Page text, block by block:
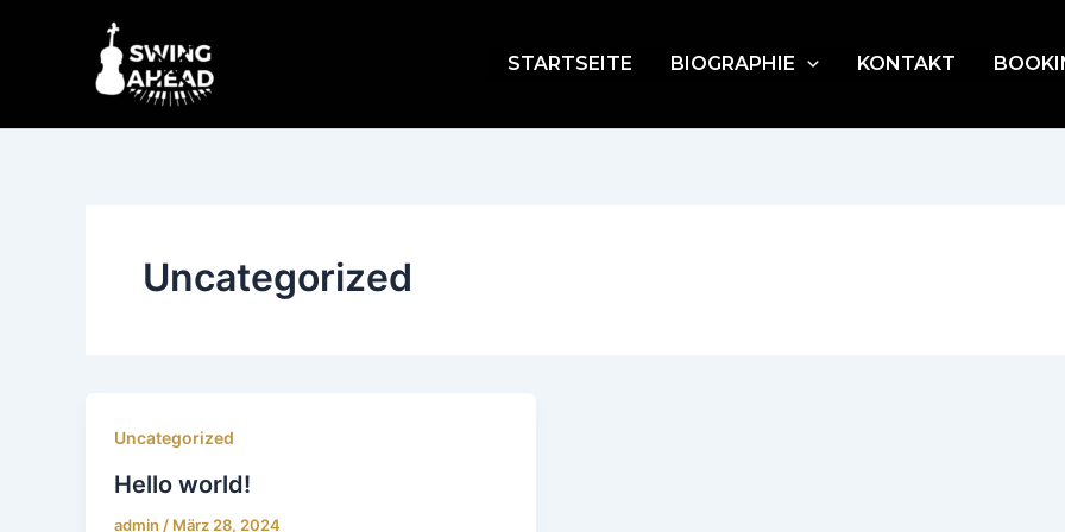
STARTSEITE BIOGRAPHIE KONTAKT
Uncategorized
Uncategorized
Hello world!
admin / März 28, 2024